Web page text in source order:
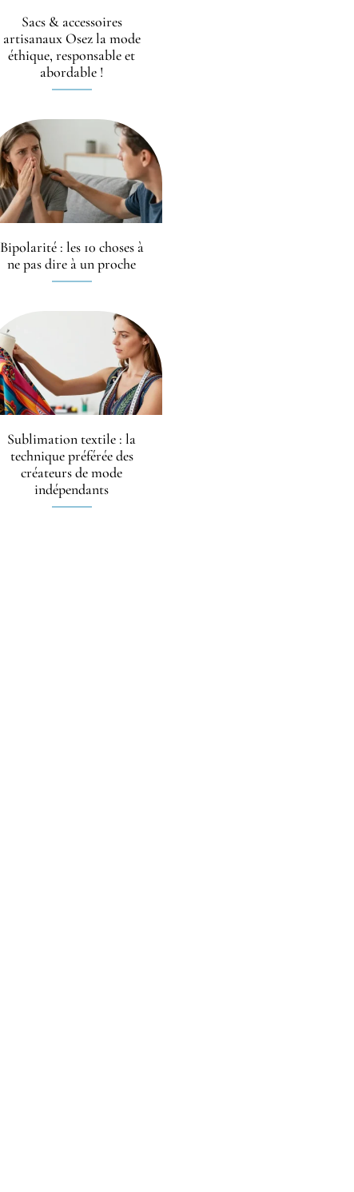
Sacs & accessoires
artisanaux Osez la mode
éthique, responsable et
abordable !
Bipolarité : les 10 choses à
ne pas dire à un proche
Sublimation textile : la
technique préférée des
créateurs de mode
indépendants